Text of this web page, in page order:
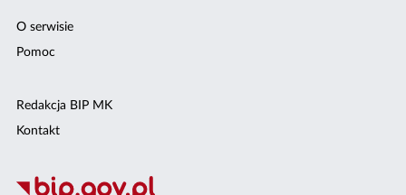
O serwisie
Pomoc
Redakcja BIP MK
Kontakt